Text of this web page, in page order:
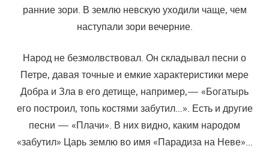
ранние зори. В землю невскую уходили чаще, чем
наступали зори вечерние.
Народ не безмолвствовал. Он складывал песни о
Петре, давая точные и емкие характеристики мере
Добра и Зла в его детище, например,— «Богатырь
его построил, топь костями забутил…». Есть и другие
песни — «Плачи». В них видно, каким народом
«забутил» Царь землю во имя «Парадиза на Неве»…